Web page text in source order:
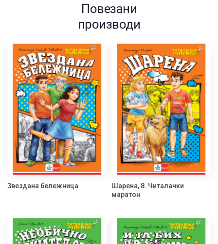
Повезани
производи
Звездана бележница
Шарена, 8. Читалачки
маратон